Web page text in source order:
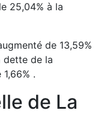
25,04% à la
de 13,59%
dette de la
1,66% .
de La